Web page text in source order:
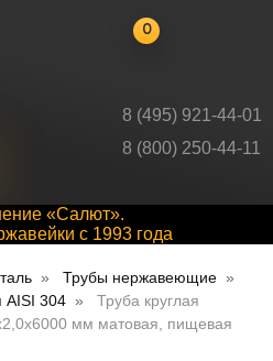
8 (495) 921-44-01
8 (800) 250-44-11
0
«Салют».
с 1993 года
Трубы нержавеющие
AISI 304
Труба круглая
мм матовая, пищевая